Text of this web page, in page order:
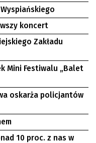
koncert
Zakładu
Mini Festiwalu „Balet
oskarża policjantów
10 proc. z nas w